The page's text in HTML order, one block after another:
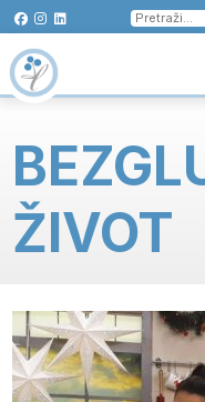
Pretraga
za:
ŽIVOT